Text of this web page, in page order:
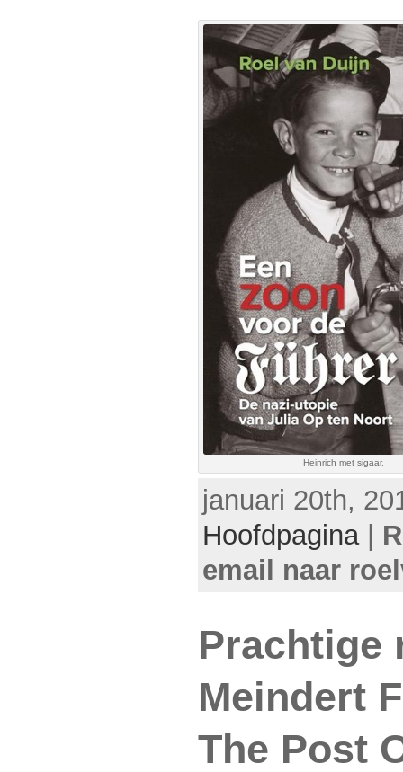
Heinrich met sigaar.
januari 20th,
Hoofdpagina|
email naar
Prachtige
Meindert
The Post